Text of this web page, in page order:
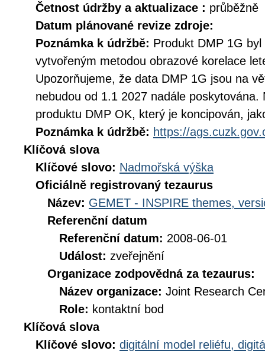
Četnost údržby a aktualizace : průběžně
Datum plánované revize zdroje:
Poznámka k údržbě: Produkt DMP 1G
vytvořeným metodou obrazové korelace
Upozorňujeme, že data DMP 1G jsou na
nebudou od 1.1 2027 nadále
produktu DMP OK, který je koncipován,
Poznámka k údržbě: https://
Klíčová slova
Klíčové slovo: Nadmořská výška
Oficiálně registrovaný tezaurus
Název: GEMET - INSPIRE themes,
Referenční datum
Referenční datum: 2008-06-01
Událost: zveřejnění
Organizace zodpovědná za tezaurus:
Název organizace: Joint Research
Role: kontaktní bod
Klíčová slova
Klíčové slovo: digitální model reliéfu,